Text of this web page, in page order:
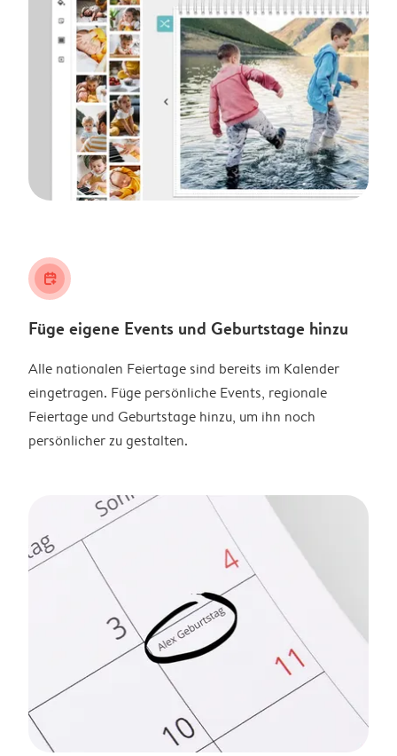
calendar_plus
Füge eigene Events und Geburtstage hinzu
Alle nationalen Feiertage sind bereits im Kalender
eingetragen. Füge persönliche Events, regionale
Feiertage und Geburtstage hinzu, um ihn noch
persönlicher zu gestalten.